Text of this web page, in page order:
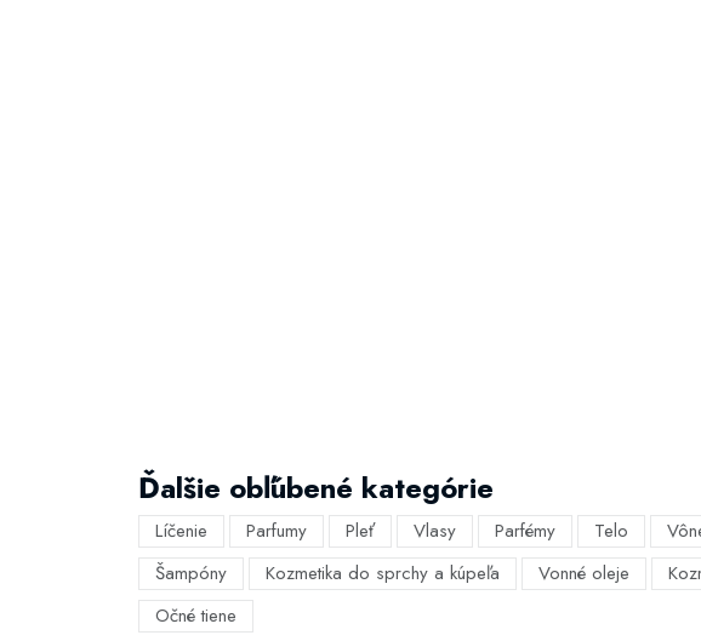
Ďalšie obľúbené kategórie
Líčenie Parfumy Pleť Vlasy Parfémy Telo
Šampóny
Kozmetika do sprchy a kúpeľa Vonné oleje
Očné tiene